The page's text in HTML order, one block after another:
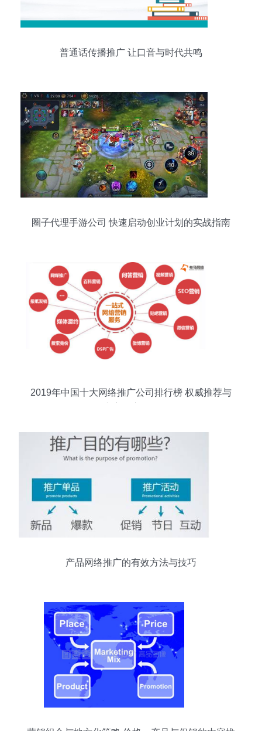
普通话传播推广 让口音与时代共鸣
圈子代理手游公司 快速启动创业计划的实战指南
2019年中国十大网络推广公司排行榜 权威推荐与
产品网络推广的有效方法与技巧